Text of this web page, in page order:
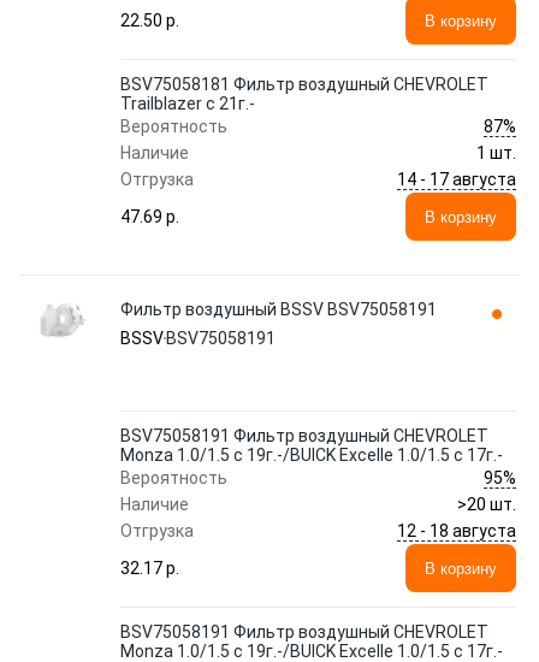
22.50 p.
В корзину
BSV75058181 Фильтр воздушный CHEVROLET
Trailblazer с 21г.-
Вероятность
87%
Наличие
1 шт.
Отгрузка
14 - 17 августа
47.69 p.
В корзину
Фильтр воздушный BSSV BSV75058191
BSSV BSV75058191
BSV75058191 Фильтр воздушный CHEVROLET
Monza 1.0/1.5 с 19г.-/BUICK Excelle 1.0/1.5 с 17г.-
Вероятность
95%
Наличие
>20 шт.
Отгрузка
12 - 18 августа
32.17 p.
В корзину
BSV75058191 Фильтр воздушный CHEVROLET
Monza 1.0/1.5 с 19г.-/BUICK Excelle 1.0/1.5 с 17г.-